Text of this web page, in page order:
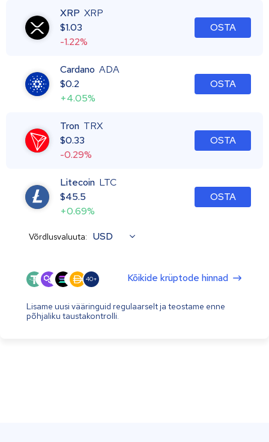
XRP XRP
$1.03
-1.22%
OSTA
Cardano ADA
$0.2
+4.05%
OSTA
Tron TRX
$0.33
-0.29%
OSTA
Litecoin LTC
$45.5
+0.69%
OSTA
Võrdlusvaluuta: USD
40+ Kõikide krüptode hinnad
Lisame uusi vääringuid regulaarselt ja teostame enne
põhjaliku taustakontrolli.